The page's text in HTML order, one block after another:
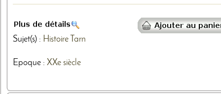
Sujet(s) : Histoire Tarn
Epoque : XXe siècle